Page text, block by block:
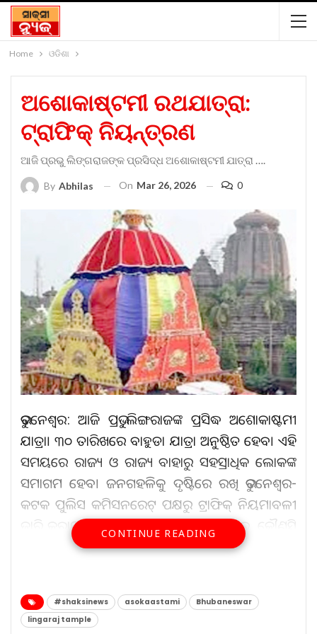
Home ଓଡିଶା
ଅଶୋକାଷ୍ଟମୀ ରଥଯାତ୍ରା:
ଟ୍ରାଫିକ୍‌ ନିୟନ୍ତ୍ରଣ
ଆଜି ପ୍ରଭୁ ଲିଙ୍ଗରାଜଙ୍କ ପ୍ରସିଦ୍ଧ ଅଶୋକାଷ୍ଟମୀ ଯାତ୍ରା ….
By Abhilas On Mar 26, 2026 0
ଭୁବନେଶ୍ୱର: ଆଜି ପ୍ରଭୁ ଲିଙ୍ଗରାଜଙ୍କ ପ୍ରସିଦ୍ଧ ଅଶୋକାଷ୍ଟମୀ
ଯାତ୍ରା। ୩୦ ତାରିଖରେ ବାହୁଡା ଯାତ୍ରା ଅନୁଷ୍ଠିତ ହେବ। ଏହି
ସମୟରେ ରାଜ୍ୟ ଓ ରାଜ୍ୟ ବାହାରୁ ସହସ୍ରାଧିକ ଲୋକଙ୍କ
ସମାଗମ ହେବ। ଜନଗହଳିକୁ ଦୃଷ୍ଟିରେ ରଖି ଭୁବନେଶ୍ୱର-
କଟକ ପୁଲିସ କମିସନରେଟ୍‌ ପକ୍ଷରୁ ଟ୍ରାଫିକ୍‌ ନିୟମାବଳୀ
ଜାରି କରାଯାଇଛି। ଜାରି ନିୟମାବଳୀ ଅନୁସାରେ, କୌଣସି
ପ୍ରକାର ଯାନବାହନ ମାଉସୀ ମା’ ଛକଠାରୁ ରଥ ରୋଡ୍‌ରେ
ଆଡକୁ କିମ୍ବା ବିବେକାନନ୍ଦ ମାର୍ଗ ରାସ୍ତାରେ ଯିବ।।
ଆସିବା କରିପାରିବେ ନାହିଁ। କୌଣସି ପ୍ରକାର ଯାନବାହାନ
CONTINUE READING
#shaksinews asokaastami
Bhubaneswar
lingaraj tample